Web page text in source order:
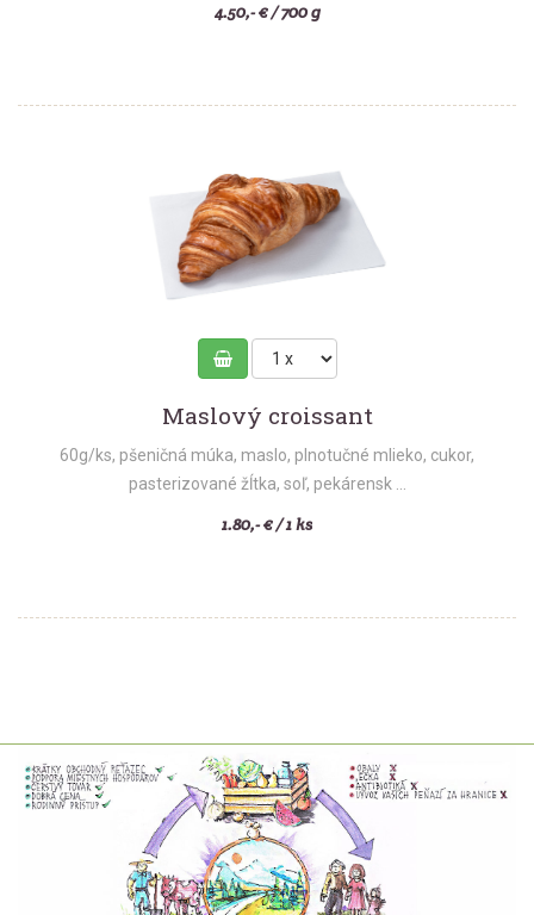
4.50,- € / 700 g
Maslový croissant
60g/ks, pšeničná múka, maslo, plnotučné mlieko, cukor,
pasterizované žĺtka, soľ, pekárensk ...
1.80,- € / 1 ks